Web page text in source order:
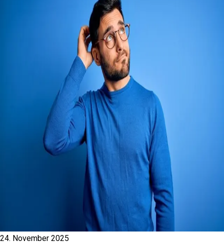
24. November 2025